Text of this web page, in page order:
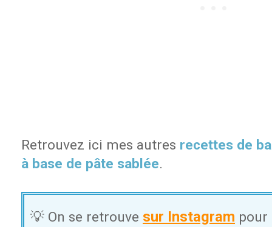
Retrouvez ici mes autres recettes de
à base de pâte sablée.
💡 On se retrouve sur Instagram pour